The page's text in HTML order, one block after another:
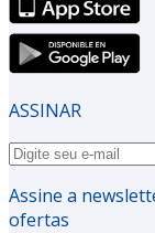
ASSINAR
Assine a
ofertas